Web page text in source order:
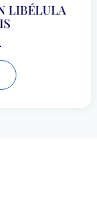
LIBÉLULA